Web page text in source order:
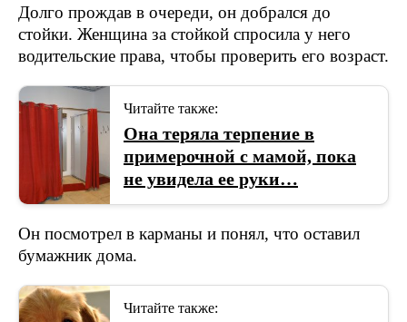
Долго прождав в очереди, он добрался до
стойки. Женщина за стойкой спросила у него
водительские права, чтобы проверить его возраст.
Читайте также:
Она теряла терпение в
примерочной с мамой, пока
не увидела ее руки…
Он посмотрел в карманы и понял, что оставил
бумажник дома.
Читайте также: